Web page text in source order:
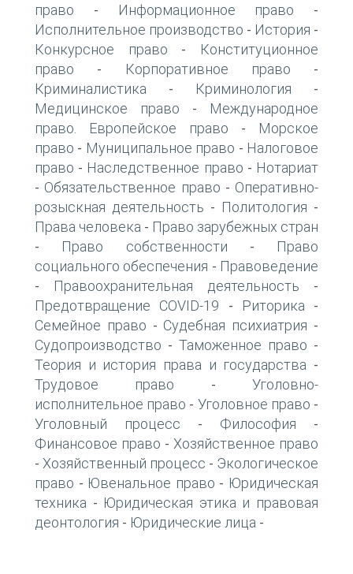
право - Информационное право -
Исполнительное производство - История -
Конкурсное право -
Конституционное
право - Корпоративное право -
Криминалистика - Криминология -
Медицинское право -
Международное
право. Европейское право -
Морское
право - Муниципальное право - Налоговое
право - Наследственное право - Нотариат
- Обязательственное право - Оперативно-
розыскная деятельность - Политология -
Права человека - Право зарубежных стран
- Право собственности -
Право
социального обеспечения - Правоведение
- Правоохранительная деятельность -
Предотвращение COVID-19 - Риторика -
Семейное право - Судебная психиатрия -
Судопроизводство - Таможенное право -
Теория и история права и государства -
Трудовое право -Уголовно-
исполнительное право - Уголовное право -
Уголовный процесс - Философия -
Финансовое право - Хозяйственное право
- Хозяйственный процесс - Экологическое
право - Ювенальное право - Юридическая
техника - Юридическая этика и правовая
деонтология - Юридические лица -